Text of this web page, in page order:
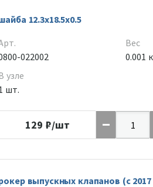
12.3x18.5x0.5
022002
узле
шт.
Вес
0.001
129 ₽/шт
выпускных клапанов (с